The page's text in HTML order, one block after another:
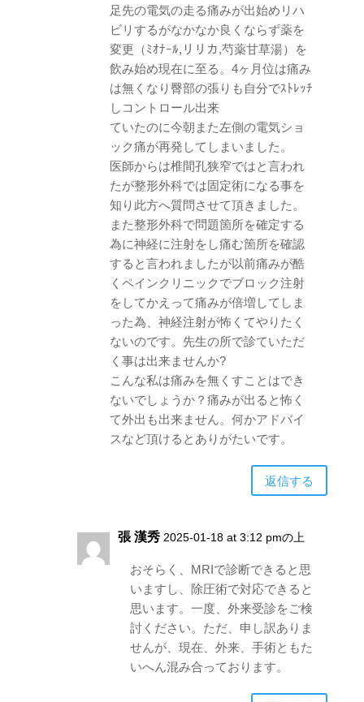
足先の電気の走る痛みが出始めリハ
ビリするがなかなか良くならず薬を
変更（ﾐｵﾅｰﾙ,リリカ,芍薬甘草湯）を
飲み始め現在に至る。4ヶ月位は痛み
は無くなり臀部の張りも自分でｽﾄﾚｯﾁ
しコントロール出来
ていたのに今朝また左側の電気ショ
ック痛が再発してしまいました。
医師からは椎間孔狭窄ではと言われ
たが整形外科では固定術になる事を
知り此方へ質問させて頂きました。
また整形外科で問題箇所を確定する
為に神経に注射をし痛む箇所を確認
すると言われましたが以前痛みが酷
くペインクリニックでブロック注射
をしてかえって痛みが倍増してしま
った為、神経注射が怖くてやりたく
ないのです。先生の所で診ていただ
く事は出来ませんか?
こんな私は痛みを無くすことはでき
ないでしょうか？痛みが出ると怖く
て外出も出来ません。何かアドバイ
スなど頂けるとありがたいです。
返信する
張 漢秀 2025-01-18 at 3:12 pmの上
おそらく、MRIで診断できると思
いますし、除圧術で対応できると
思います。一度、外来受診をご検
討ください。ただ、申し訳ありま
せんが、現在、外来、手術ともた
いへん混み合っております。